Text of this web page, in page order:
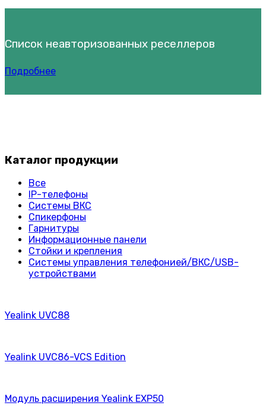
Список неавторизованных реселлеров
Подробнее
Каталог продукции
Все
IP-телефоны
Системы ВКС
Спикерфоны
Гарнитуры
Информационные панели
Стойки и крепления
Системы управления телефонией/ВКС/USB-
устройствами
Yealink UVC88
Yealink UVC86-VCS Edition
Модуль расширения Yealink EXP50